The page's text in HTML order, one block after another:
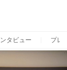
タビュー プレ